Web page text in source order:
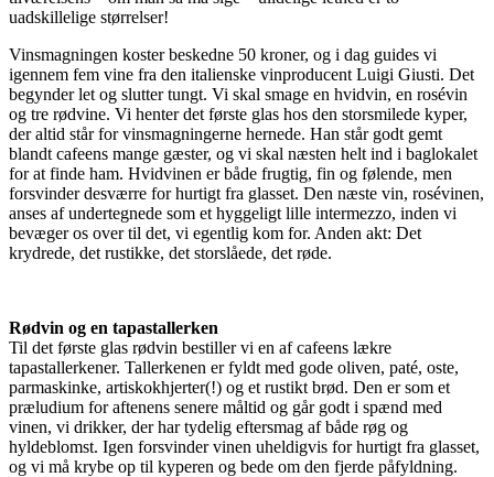
uadskillelige størrelser!
Vinsmagningen koster beskedne 50 kroner, og i dag guides vi
igennem fem vine fra den italienske vinproducent Luigi Giusti. Det
begynder let og slutter tungt. Vi skal smage en hvidvin, en rosévin
og tre rødvine. Vi henter det første glas hos den storsmilede kyper,
der altid står for vinsmagningerne hernede. Han står godt gemt
blandt cafeens mange gæster, og vi skal næsten helt ind i baglokalet
for at finde ham. Hvidvinen er både frugtig, fin og følende, men
forsvinder desværre for hurtigt fra glasset. Den næste vin, rosévinen,
anses af undertegnede som et hyggeligt lille intermezzo, inden vi
bevæger os over til det, vi egentlig kom for. Anden akt: Det
krydrede, det rustikke, det storslåede, det røde.
Rødvin og en tapastallerken
Til det første glas rødvin bestiller vi en af cafeens lækre
tapastallerkener. Tallerkenen er fyldt med gode oliven, paté, oste,
parmaskinke, artiskokhjerter(!) og et rustikt brød. Den er som et
præludium for aftenens senere måltid og går godt i spænd med
vinen, vi drikker, der har tydelig eftersmag af både røg og
hyldeblomst. Igen forsvinder vinen uheldigvis for hurtigt fra glasset,
og vi må krybe op til kyperen og bede om den fjerde påfyldning.